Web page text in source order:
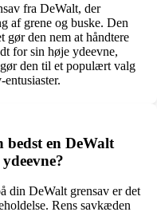
fra DeWalt, der
af grene og buske. Den
gør den nem at håndtere
for sin høje ydeevne,
den til et populært valg
en DeWalt
din DeWalt grensav er det
Rens savkæden